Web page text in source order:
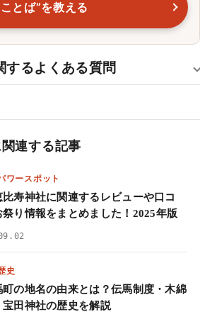
とば”を教える
するよくある質問
連する記事
ワースポット
比寿神社に関連するレビューや口コ
祭り情報をまとめました！2025年版
史
町の地名の由来とは？伝馬制度・木綿
宝田神社の歴史を解説